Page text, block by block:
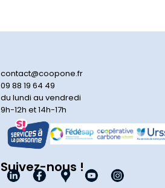
contact@coopone.fr
09 88 19 64 49
du lundi au vendredi
9h-12h et 14h-17h
Suivez-nous !